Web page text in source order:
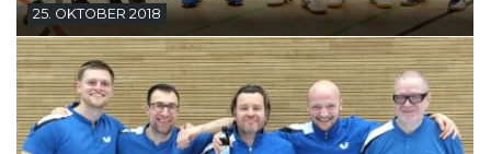
25. OKTOBER 2018